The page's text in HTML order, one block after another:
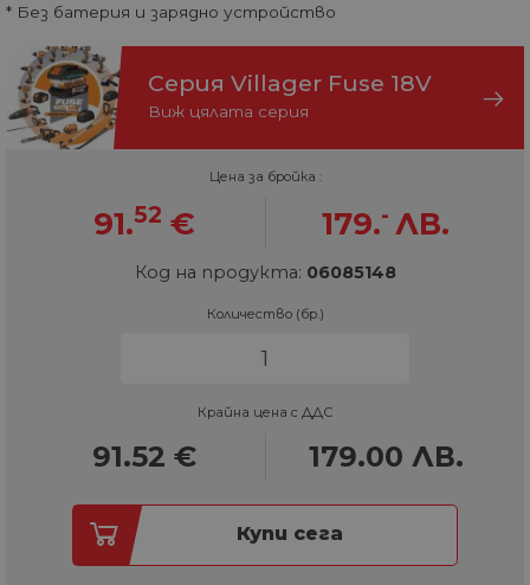
* Без батерия и зарядно устройство
Серия Villager Fuse 18V
Виж цялата серия
Цена за бройка :
91.52 € 179.- ЛВ.
Код на продукта: 06085148
Количество (бр.)
Крайна цена с ДДС
91.52 € 179.00 ЛВ.
Купи сега